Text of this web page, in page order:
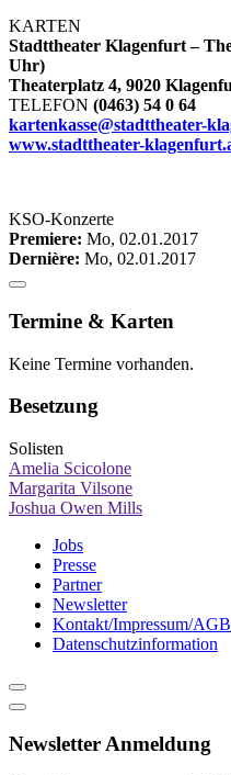
KARTEN
Stadttheater Klagenfurt –
Uhr)
Theaterplatz 4, 9020
TELEFON (0463) 54 0 64
kartenkasse@stadttheater-
www.stadttheater-
KSO-Konzerte
Premiere: Mo, 02.01.2017
Dernière: Mo, 02.01.2017
Termine & Karten
Keine Termine vorhanden.
Besetzung
Solisten
Amelia Scicolone
Margarita Vilsone
Joshua Owen Mills
Jobs
Presse
Partner
Newsletter
Kontakt/Impressum/AGB
Datenschutzinformation
Newsletter Anmeldung